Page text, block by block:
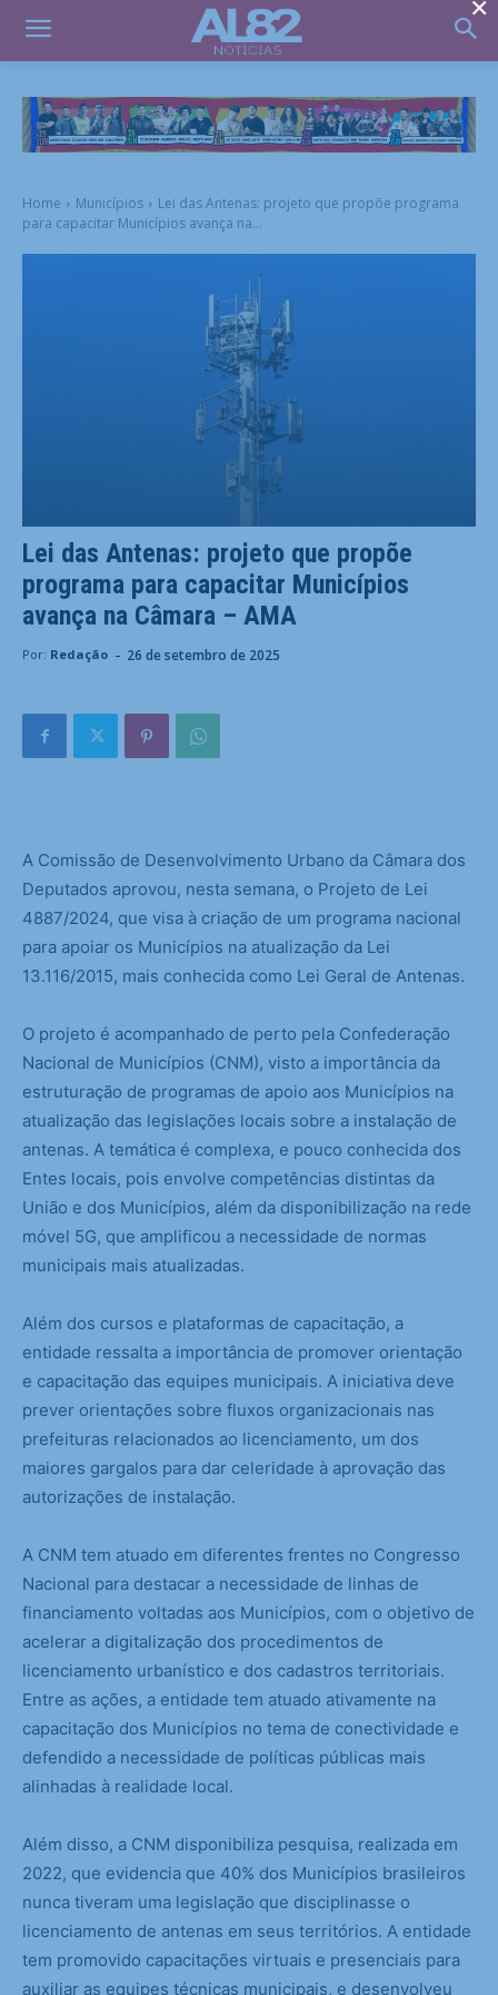
Home Municípios
Lei das Antenas: projeto que propõe programa
para capacitar Municípios avança na...
Lei das Antenas: projeto que propõe
programa para capacitar Municípios
avança na Câmara – AMA
Por: Redação - 26 de setembro de 2025
A Comissão de Desenvolvimento Urbano da Câmara dos
Deputados aprovou, nesta semana, o Projeto de Lei
4887/2024, que visa à criação de um programa nacional
para apoiar os Municípios na atualização da Lei
13.116/2015, mais conhecida como Lei Geral de Antenas.
O projeto é acompanhado de perto pela Confederação
Nacional de Municípios (CNM), visto a importância da
estruturação de programas de apoio aos Municípios na
atualização das legislações locais sobre a instalação de
antenas. A temática é complexa, e pouco conhecida dos
Entes locais, pois envolve competências distintas da
União e dos Municípios, além da disponibilização na rede
móvel 5G, que amplificou a necessidade de normas
municipais mais atualizadas.
Além dos cursos e plataformas de capacitação, a
entidade ressalta a importância de promover orientação
e capacitação das equipes municipais. A iniciativa deve
prever orientações sobre fluxos organizacionais nas
prefeituras relacionados ao licenciamento, um dos
maiores gargalos para dar celeridade à aprovação das
autorizações de instalação.
A CNM tem atuado em diferentes frentes no Congresso
Nacional para destacar a necessidade de linhas de
financiamento voltadas aos Municípios, com o objetivo de
acelerar a digitalização dos procedimentos de
licenciamento urbanístico e dos cadastros territoriais.
Entre as ações, a entidade tem atuado ativamente na
capacitação dos Municípios no tema de conectividade e
defendido a necessidade de políticas públicas mais
alinhadas à realidade local.
Além disso, a CNM disponibiliza pesquisa, realizada em
2022, que evidencia que 40% dos Municípios brasileiros
nunca tiveram uma legislação que disciplinasse o
licenciamento de antenas em seus territórios. A entidade
tem promovido capacitações virtuais e presenciais para
auxiliar as equipes técnicas municipais, e desenvolveu